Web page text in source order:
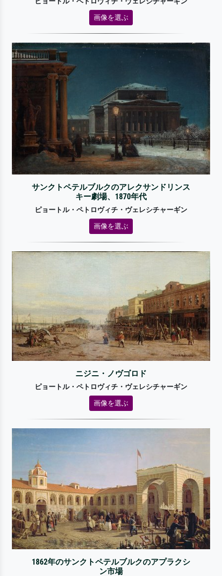
画像を選ぶ
サンクトペテルブルクのアレクサンドリンス
キー劇場、1870年代
ピョートル・ペトロヴィチ・ヴェレシチャーギン
画像を選ぶ
ニジニ・ノヴゴロド
ピョートル・ペトロヴィチ・ヴェレシチャーギン
画像を選ぶ
1862年のサンクトペテルブルクのアプラクシ
ン市場